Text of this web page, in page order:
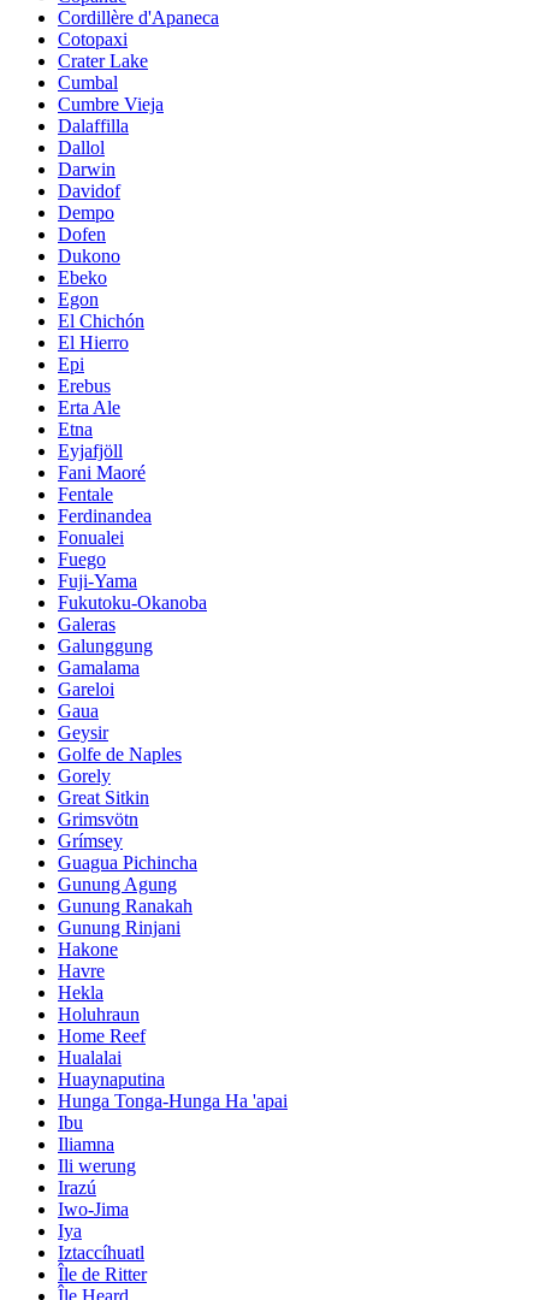
Cordillère d'Apaneca
Cotopaxi
Crater Lake
Cumbal
Cumbre Vieja
Dalaffilla
Dallol
Darwin
Davidof
Dempo
Dofen
Dukono
Ebeko
Egon
El Chichón
El Hierro
Epi
Erebus
Erta Ale
Etna
Eyjafjöll
Fani Maoré
Fentale
Ferdinandea
Fonualei
Fuego
Fuji-Yama
Fukutoku-Okanoba
Galeras
Galunggung
Gamalama
Gareloi
Gaua
Geysir
Golfe de Naples
Gorely
Great Sitkin
Grimsvötn
Grímsey
Guagua Pichincha
Gunung Agung
Gunung Ranakah
Gunung Rinjani
Hakone
Havre
Hekla
Holuhraun
Home Reef
Hualalai
Huaynaputina
Hunga Tonga-Hunga Ha 'apai
Ibu
Iliamna
Ili werung
Irazú
Iwo-Jima
Iya
Iztaccíhuatl
Île de Ritter